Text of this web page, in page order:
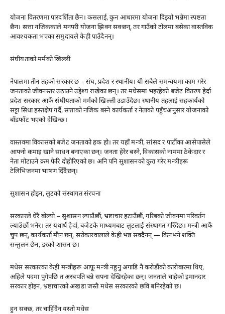
योजना वितरणमा पारदर्शिता छैन। कसलाई, कुन आधारमा योजना दिइयो भन्नेमा स्पष्टता
छैन। सत्ता नजिककाले मनपरी योजना झिक्न सक्छन्, तर गाउँको टोलमा बसेका वास्तविक
आवश्यकता भएका समुदायले केही पाउँदैनन्।
संघीयताको मर्मको खिल्ली
नेपालमा तीन तहको सरकार छ – संघ, प्रदेश र स्थानीय। यी सबैले समन्वयमा काम गरेर
जनताको जीवनस्तर उठाउने उद्देश्य राखेका छन्। तर मधेसमा भइरहेको बजेट वितरण हेर्दा
प्रदेश सरकार आफैं संघीयताको मर्मको खिल्ली उडाउँदैछ। स्थानीय तहलाई सहकार्यको
सट्टा सिधा हस्तक्षेप गर्दै, सत्ताको नजिक बस्ने कार्यकर्ता र नेताको पहुँचअनुसार योजनाको
बाँडफाँट भएको देखिन्छ।
वास्तवमा विकासको बजेट जनताको हक हो। तर यहाँ मन्त्री, सांसद र पार्टीका आसेपासेले
आफ्नो कमाइ खाने साधन बनाएका छन्। जनता हेरेर बस्ने, विकासको नाममा ठेकेदार र
नेता मोटाउने क्रम फेरि दोहोरिएको छ। अनि पनि सुशासनको कुरा गरेर मन्त्रीहरू
टेलिभिजनमा भाषण दिँदैछन्।
सुशासन होइन, लुटको संस्थागत संरचना
सरकारले धेरै बोल्यो – सुशासन ल्याउँछौं, भ्रष्टाचार हटाउँछौं, गरिबको जीवनमा परिवर्तन
ल्याउँछौं भनेर। तर यथार्थ हेर्दा, बजेटकै माध्यमबाट लुटलाई संस्थागत गरिँदैछ। मन्त्री आफैं
चुप छन्, कार्यकर्ता मौन छन्, सरोकारवालाले केही भन्न सक्दैनन् — किनभने शक्ति
सन्तुलन छैन, डरको शासन छ।
मधेस सरकारका केही मन्त्रीहरू आफू मन्त्री नहुनु अगाडि नै करोडौंको कारोबारमा थिए,
अहिले पदमा पुगेपछि त अरबपति बन्ने सपना देखिरहेका छन्। जनताले चाहेको इमानदार
सरकार होइन, भ्रष्टाचारको अखडा जस्तै मधेस सरकारको छवि बनिरहेको छ।
हुन सक्छ, तर चाहिँदैन यस्तो मधेस